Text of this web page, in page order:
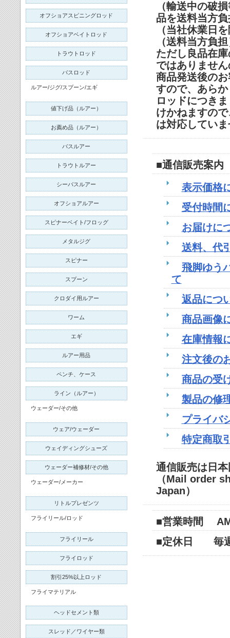
（輸送中の破
品を送料当方
（当社休業日
（送料当方負
ただし良品在
ではありませ
商品発送後の
すので、あら
ロッドにつき
けかねますの
は対応してい
■通信販売案内
表示価格
受付時間
お届けに
送料、代
飛脚ゆう
て
返品につ
商品画像
在庫情報
注文後の
商品の受
製品の修
プライバ
特定商取
通信販売は日
（Mail order
Japan）
■営業時間
■定休日 毎
オフショアスピニングロッド
オフショアベイトロッド
トラウトロッド
バスロッド
ルアー/ジグ/スプーン/エギ
値下げ品（ルアー）
お薦め品（ルアー）
バスルアー
トラウトルアー
シーバスルアー
オフショアルアー
スピナーベイト/フロッグ
メタルジグ
スピナー
スプーン
クロダイ用ルアー
ワーム
エギ
ルアー用品
ペンチ、ケース
ライン（ルアー）
ウェーダー/その他
ウェア/ウェーダー
ウェイディングシューズ
ウェーダー補修材/その他
ウェーダー/メーカー
リトルプレゼンツ
フライリール/ロッド
フライリール
フライロッド
割引25%以上ロッド
フライマテリアル
ヘッドセメント類
スレッド／ワイヤー類